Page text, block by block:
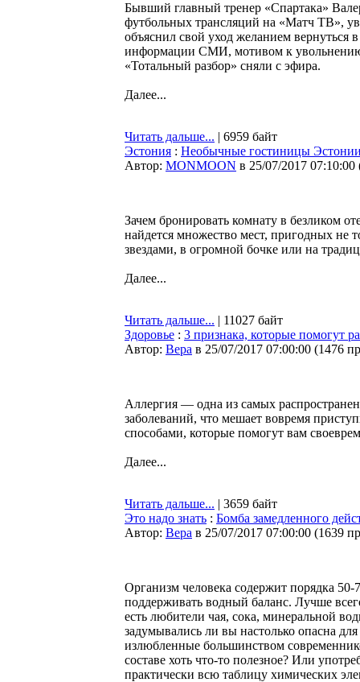
Бывший главный тренер «Спартака»
футбольных трансляций на «Матч ТВ»,
объяснил свой уход желанием вернуться
информации СМИ, мотивом к увольнению
«Тотальный разбор» сняли с эфира.
Далее...
Читать дальше... | 6959 байт
Эстония : Необычные гостиницы
Автор: MONMOON в 25/07/2017 07:10:00
Зачем бронировать комнату в безликом
найдется множество мест, пригодных не
звездами, в огромной бочке или на
Далее...
Читать дальше... | 11027 байт
Здоровье : 3 признака, которые помогут
Автор: Bepa в 25/07/2017 07:00:00 (1476
Аллергия — одна из самых
заболеваний, что мешает вовремя
способами, которые помогут вам
Далее...
Читать дальше... | 3659 байт
Это надо знать : Бомба замедленного
Автор: Bepa в 25/07/2017 07:00:00 (1639
Организм человека содержит порядка
поддерживать водный баланс. Лучше
есть любители чая, сока, минеральной
задумывались ли вы настолько опасна
излюбленные большинством
составе хоть что-то полезное? Или
практически всю таблицу химических